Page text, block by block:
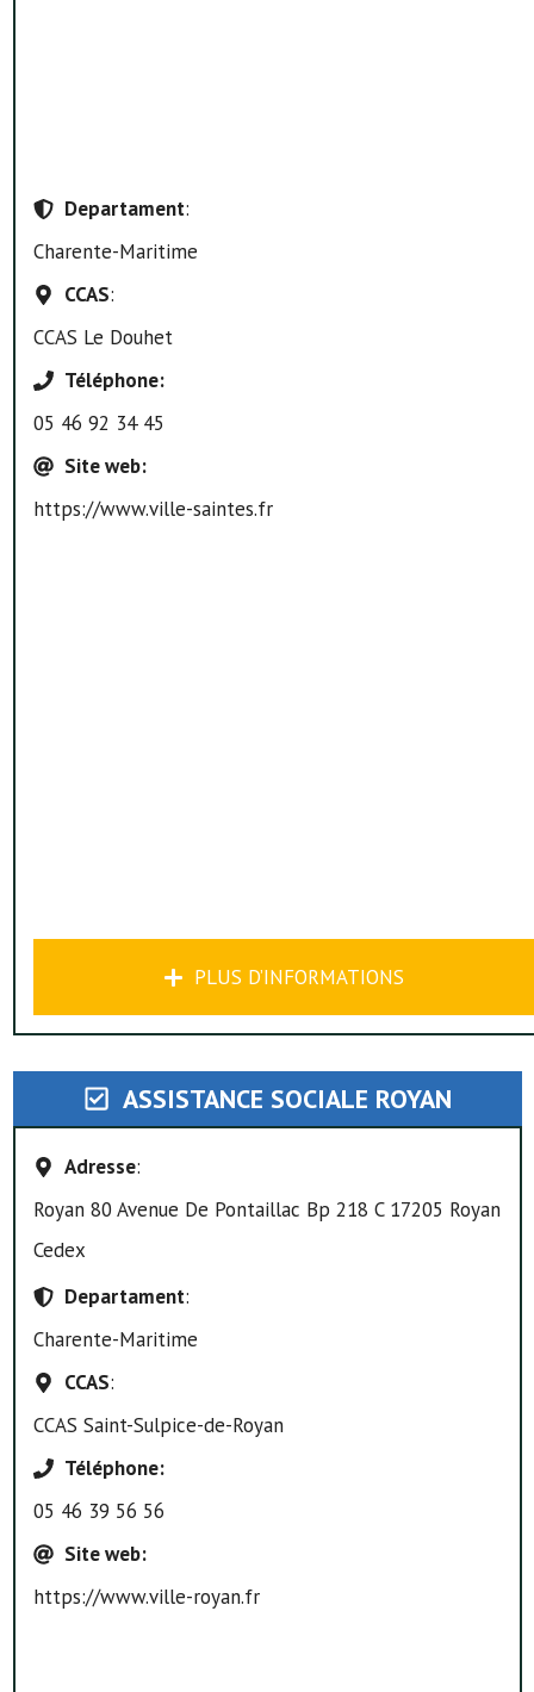
Departament:
Charente-Maritime
CCAS:
CCAS Le Douhet
Téléphone:
05 46 92 34 45
Site web:
https://www.ville-saintes.fr
PLUS D’INFORMATIONS
ASSISTANCE SOCIALE ROYAN
Adresse:
Royan 80 Avenue De Pontaillac Bp 218 C 17205 Royan
Cedex
Departament:
Charente-Maritime
CCAS:
CCAS Saint-Sulpice-de-Royan
Téléphone:
05 46 39 56 56
Site web:
https://www.ville-royan.fr